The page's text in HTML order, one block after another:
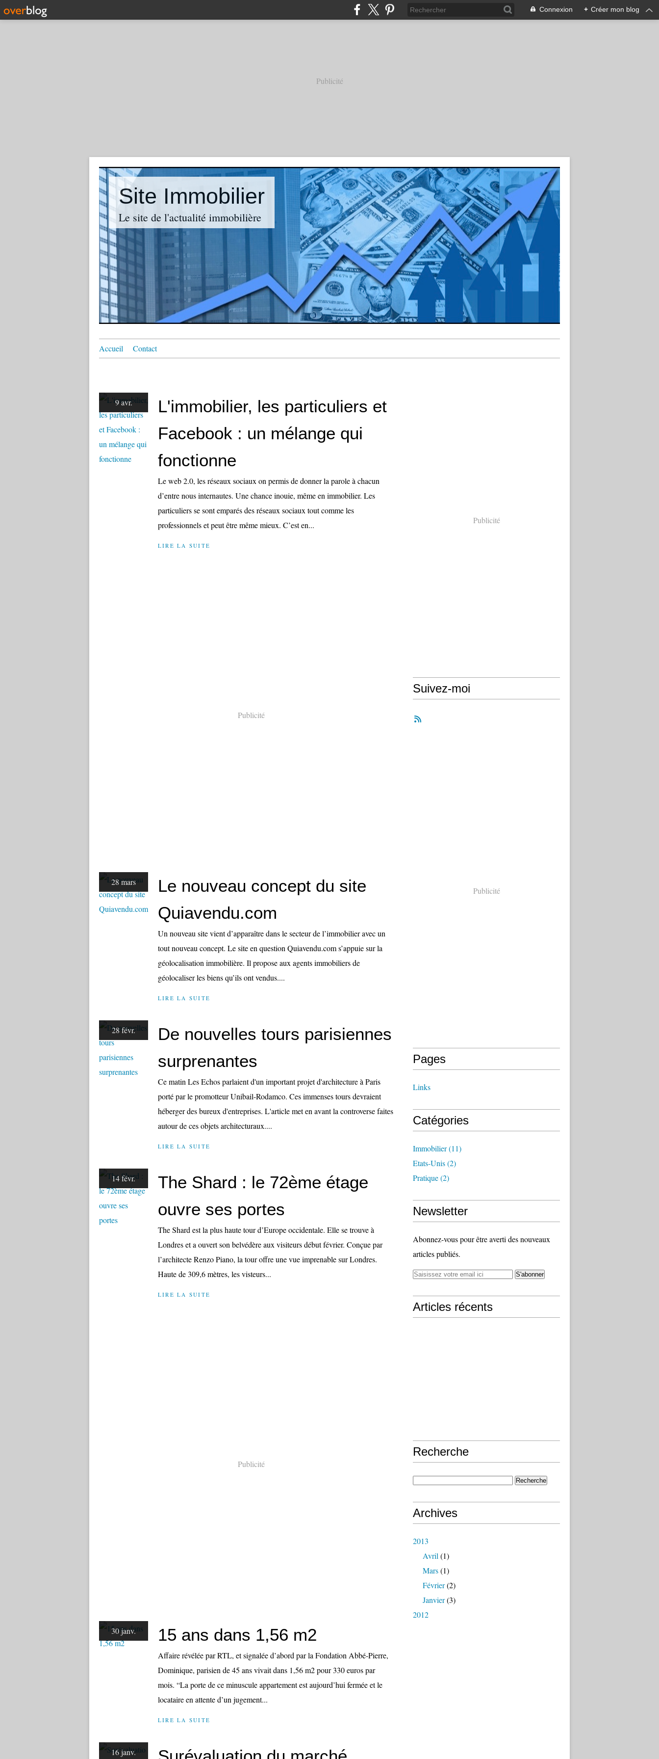
Connexion + Créer mon blog
Publicité
Site Immobilier
Le site de l'actualité immobilière
Accueil Contact
9 avr.
L'immobilier, les particuliers et
Facebook : un mélange qui
fonctionne
Le web 2.0, les réseaux sociaux on permis de donner la parole à chacun
d’entre nous internautes. Une chance inouie, même en immobilier. Les
particuliers se sont emparés des réseaux sociaux tout comme les
professionnels et peut être même mieux. C’est en...
LIRE LA SUITE
Publicité
28 mars
Le nouveau concept du site
Quiavendu.com
Un nouveau site vient d’apparaître dans le secteur de l’immobilier avec un
tout nouveau concept. Le site en question Quiavendu.com s’appuie sur la
géolocalisation immobilière. Il propose aux agents immobiliers de
géolocaliser les biens qu’ils ont vendus....
LIRE LA SUITE
28 févr.
De nouvelles tours parisiennes
surprenantes
Ce matin Les Echos parlaient d'un important projet d'architecture à Paris
porté par le promotteur Unibail-Rodamco. Ces immenses tours devraient
héberger des bureux d'entreprises. L'article met en avant la controverse faites
autour de ces objets architecturaux....
LIRE LA SUITE
14 févr.
The Shard : le 72ème étage
ouvre ses portes
The Shard est la plus haute tour d’Europe occidentale. Elle se trouve à
Londres et a ouvert son belvédère aux visiteurs début février. Conçue par
l’architecte Renzo Piano, la tour offre une vue imprenable sur Londres.
Haute de 309,6 mètres, les visteurs...
LIRE LA SUITE
Publicité
30 janv. 15 ans dans 1,56 m2
Affaire révélée par RTL, et signalée d’abord par la Fondation Abbé-Pierre,
Dominique, parisien de 45 ans vivait dans 1,56 m2 pour 330 euros par
mois. “La porte de ce minuscule appartement est aujourd’hui fermée et le
locataire en attente d’un jugement...
LIRE LA SUITE
16 janv.
Publicité
Suivez-moi
Publicité
Pages
Links
Catégories
Immobilier(11)
Etats-Unis(2)
Pratique(2)
Newsletter
Abonnez-vous pour être averti des nouveaux
articles publiés.
Articles récents
Recherche
Archives
2013
Avril (1)
Mars(1)
Février(2)
Janvier(3)
2012